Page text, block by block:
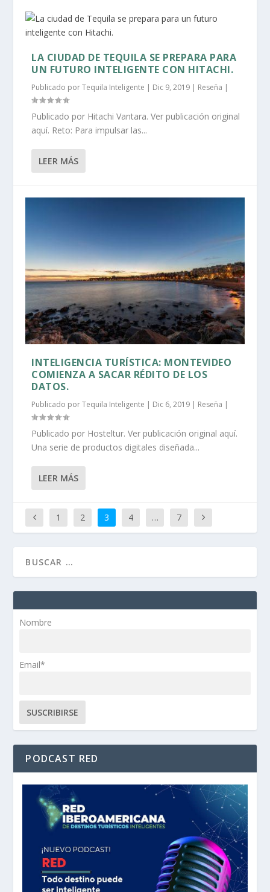
LA CIUDAD DE TEQUILA SE PREPARA PARA
UN FUTURO INTELIGENTE CON HITACHI.
Publicado porTequila Inteligente Dic 9, 2019 Reseña
Publicado por Hitachi Vantara. Ver publicación original
aquí. Reto: Para impulsar las...
LEER MÁS
INTELIGENCIA TURÍSTICA: MONTEVIDEO
COMIENZA A SACAR RÉDITO DE LOS
DATOS.
Publicado porTequila Inteligente | Dic 6, 2019 | Reseña |
Publicado por Hosteltur. Ver publicación original aquí.
Una serie de productos digitales diseñada...
LEER MÁS
1 2 3 4 … 7
Nombre
Email*
PODCAST RED